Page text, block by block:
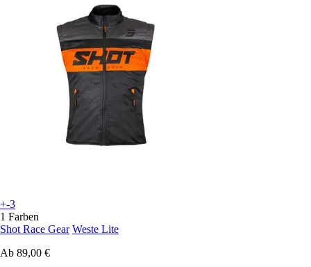
+-3
1 Farben
Shot Race Gear Weste Lite
Ab 89,00 €